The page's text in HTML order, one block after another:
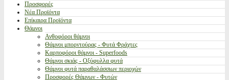
Προσφορές
Νέα Προϊόντα
Επίκαιρα Προϊόντα
Θάμνοι
Ανθοφόροι θάμνοι
Θάμνοι μπορντούρας - Φυτά Φράχτες
Καρποφόροι θάμνοι - Superfoods
Θάμνοι σκιάς - Οξύφυλλα φυτά
Θάμνοι φυτά παραθαλάσσιων περιοχών
Προσφορές Θάμνων - Φυτών